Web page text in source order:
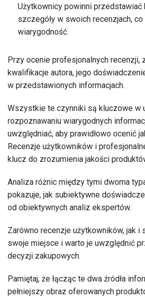
Użytkownicy powinni przedstawiać
szczegóły w swoich recenzjach,
wiarygodność.
Przy ocenie profesjonalnych recenzji,
kwalifikacje autora, jego
w przedstawionych informacjach.
Wszystkie te czynniki są kluczowe w
rozpoznawaniu wiarygodnych
uwzględniać, aby prawidłowo ocenić
Recenzje użytkowników i
klucz do zrozumienia jakości
Analiza różnic między tymi dwoma
pokazuje, jak subiektywne
od obiektywnych analiz ekspertów.
Zarówno recenzje użytkowników, jak i
swoje miejsce i warto je uwzględnić
decyzji zakupowych.
Pamiętaj, że łącząc te dwa źródła
pełniejszy obraz oferowanych